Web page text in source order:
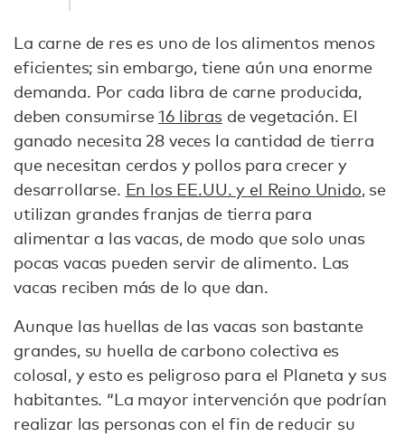
La carne de res es uno de los alimentos menos
eficientes; sin embargo, tiene aún una enorme
demanda. Por cada libra de carne producida,
deben consumirse16 librasde vegetación. El
ganado necesita 28 veces la cantidad de tierra
que necesitan cerdos y pollos para crecer y
desarrollarse. En los EE.UU. y el Reino Unido, se
utilizan grandes franjas de tierra para
alimentar a las vacas, de modo que solo unas
pocas vacas pueden servir de alimento. Las
vacas reciben más de lo que dan.
Aunque las huellas de las vacas son bastante
grandes, su huella de carbono colectiva es
colosal, y esto es peligroso para el Planeta y sus
habitantes. “La mayor intervención que podrían
realizar las personas con el fin de reducir su